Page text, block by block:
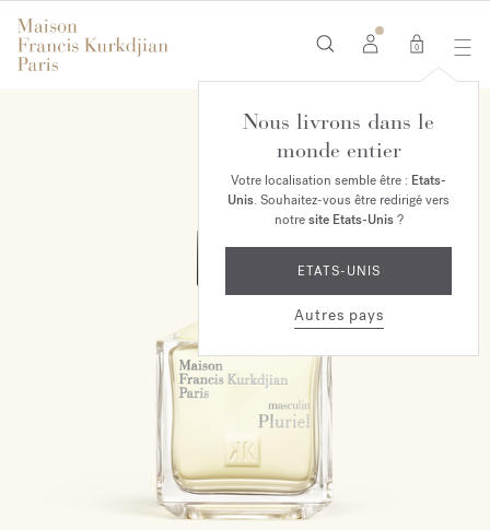
0
Nous livrons dans le
monde entier
Votre localisation semble être : Etats-
Unis. Souhaitez-vous être redirigé vers
notresite Etats-Unis?
ETATS-UNIS
Autres pays